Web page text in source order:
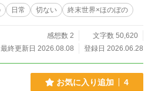
日常 切ない 終末世界×ほのぼの
感想数 2
文字数 50,620
最終更新日 2026.08.08
登録日 2026.06.28
お気に入り追加 4